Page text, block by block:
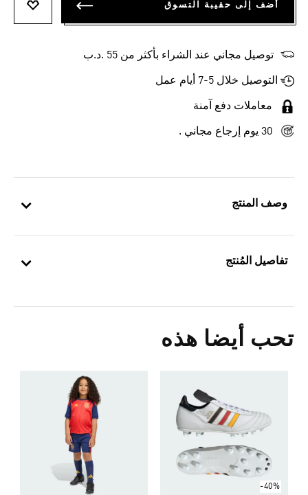
وصف المنتج
تفاصيل المُنتج
تحب أيضا هذه
-40%
أضف إلى حقيبة التسوق
توصيل مجاني عند الشراء بأكثر من 55 .د.ب‎
التوصيل خلال 5-7 أيام عمل
معاملات دفع آمنة